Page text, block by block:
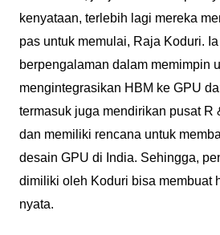
kenyataan, terlebih lagi mereka
pas untuk memulai, Raja Koduri.
berpengalaman dalam memimpin
mengintegrasikan HBM ke GPU
termasuk juga mendirikan pusat R
dan memiliki rencana untuk
desain GPU di India. Sehingga,
dimiliki oleh Koduri bisa membuat
nyata.